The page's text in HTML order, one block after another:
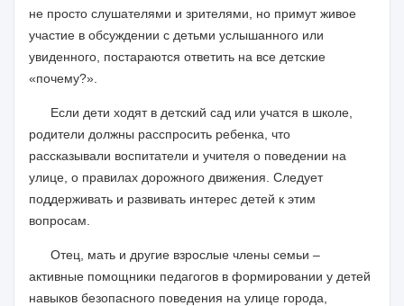
не просто слушателями и зрителями, но примут живое
участие в обсуждении с детьми услышанного или
увиденного, постараются ответить на все детские
«почему?».
Если дети ходят в детский сад или учатся в школе,
родители должны расспросить ребенка, что
рассказывали воспитатели и учителя о поведении на
улице, о правилах дорожного движения. Следует
поддерживать и развивать интерес детей к этим
вопросам.
Отец, мать и другие взрослые члены семьи –
активные помощники педагогов в формировании у детей
навыков безопасного поведения на улице города,